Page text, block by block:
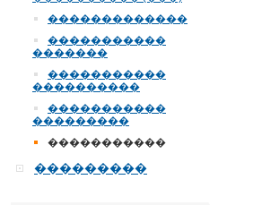
�������������
�����������
�������
�����������
����������
�����������
���������
�����������
���������